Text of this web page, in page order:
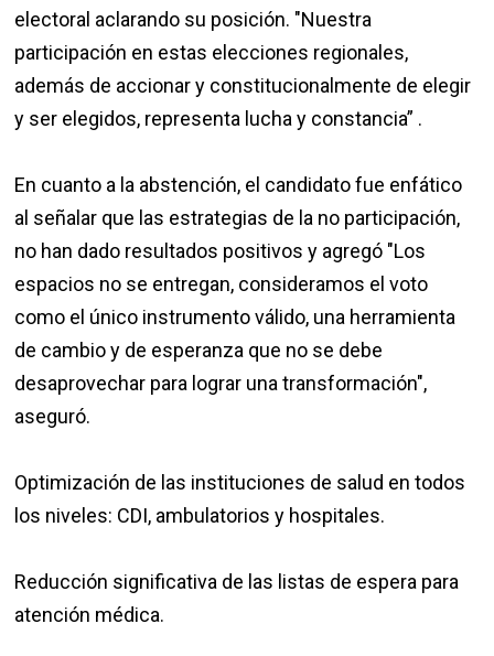
electoral aclarando su posición. "Nuestra
participación en estas elecciones regionales,
además de accionar y constitucionalmente de elegir
y ser elegidos, representa lucha y constancia” .
En cuanto a la abstención, el candidato fue enfático
al señalar que las estrategias de la no participación,
no han dado resultados positivos y agregó "Los
espacios no se entregan, consideramos el voto
como el único instrumento válido, una herramienta
de cambio y de esperanza que no se debe
desaprovechar para lograr una transformación",
aseguró.
Optimización de las instituciones de salud en todos
los niveles: CDI, ambulatorios y hospitales.
Reducción significativa de las listas de espera para
atención médica.